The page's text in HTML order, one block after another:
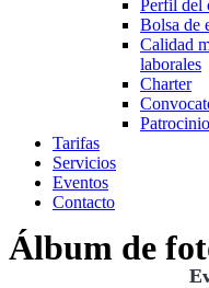
Perfil del
Bolsa de
Calidad
laborales
Charter
Tarifas
Servicios
Eventos
Contacto
Álbum de